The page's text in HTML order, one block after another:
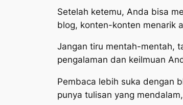
Setelah ketemu, Anda bisa
blog, konten-konten menarik
Jangan tiru mentah-mentah,
pengalaman dan keilmuan
Pembaca lebih suka dengan
punya tulisan yang